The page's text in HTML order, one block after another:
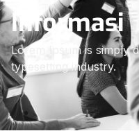
Informasi
Lorem Ipsum is simply
typesetting industry.